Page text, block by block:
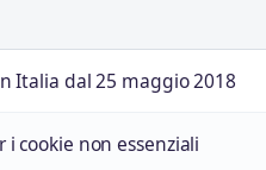
Italia dal 25 maggio 2018
cookie non essenziali